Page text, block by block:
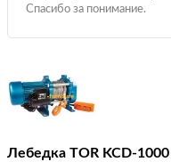
Спасибо за понимание.
Лебедка TOR KCD-